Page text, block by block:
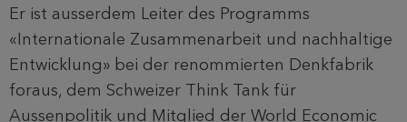
Er ist ausserdem Leiter des Programms
«Internationale Zusammenarbeit und nachhaltige
Entwicklung» bei der renommierten Denkfabrik
foraus, dem Schweizer Think Tank für
Aussenpolitik und Mitglied der World Economic